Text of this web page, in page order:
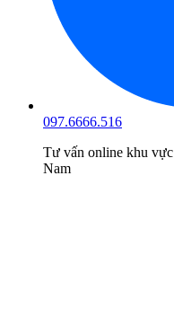
097.6666.516
Tư vấn online khu vực
Nam